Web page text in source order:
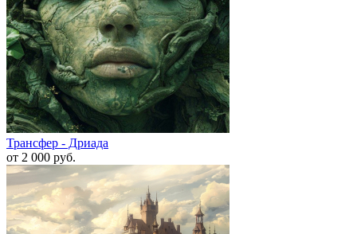
Трансфер - Дриада
от 2 000 руб.